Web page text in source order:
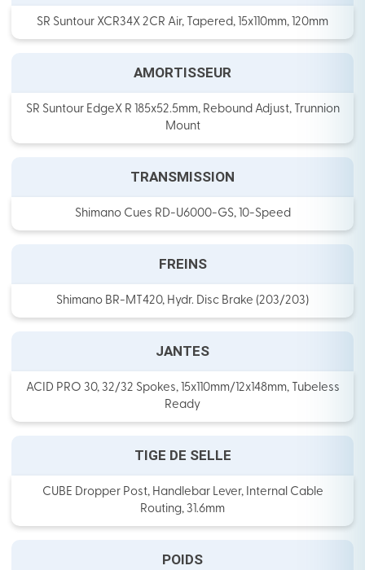
SR Suntour XCR34X 2CR Air, Tapered, 15x110mm, 120mm
AMORTISSEUR
SR Suntour EdgeX R 185x52.5mm, Rebound Adjust, Trunnion
Mount
TRANSMISSION
Shimano Cues RD-U6000-GS, 10-Speed
FREINS
Shimano BR-MT420, Hydr. Disc Brake (203/203)
JANTES
ACID PRO 30, 32/32 Spokes, 15x110mm/12x148mm, Tubeless
Ready
TIGE DE SELLE
CUBE Dropper Post, Handlebar Lever, Internal Cable
Routing, 31.6mm
POIDS